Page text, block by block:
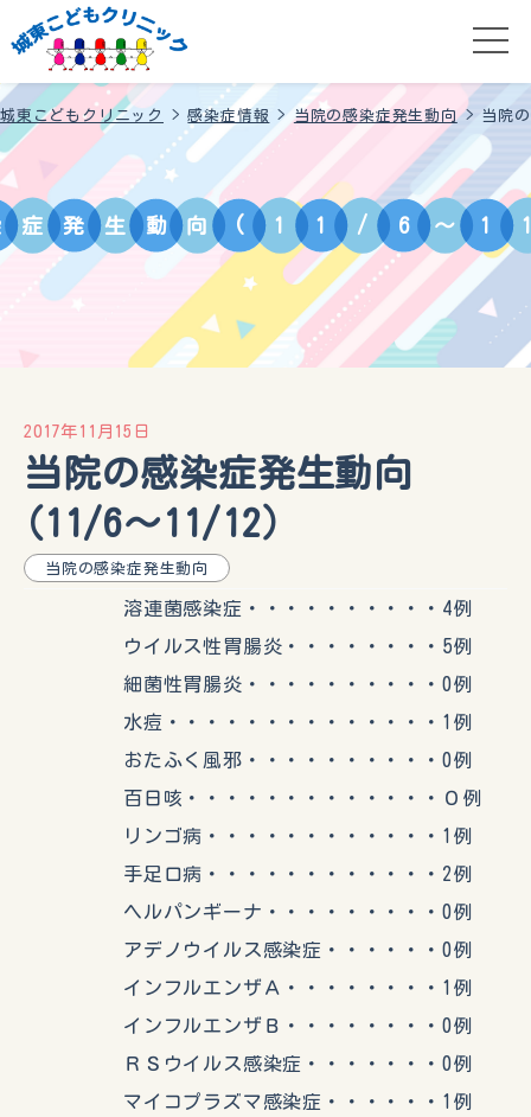
城東こどもクリニック >感染症情報 > 当院の感染症発生動向> 当院
症 発 生 動 向 ( 1 1 / 6 ～ 1
2017年11月15日
当院の感染症発生動向
(11/6～11/12）
当院の感染症発生動向
溶連菌感染症・・・・・・・・・・4例
ウイルス性胃腸炎・・・・・・・・5例
細菌性胃腸炎・・・・・・・・・・0例
水痘・・・・・・・・・・・・・・1例
おたふく風邪・・・・・・・・・・0例
百日咳・・・・・・・・・・・・・０例
リンゴ病・・・・・・・・・・・・1例
手足口病・・・・・・・・・・・・2例
ヘルパンギーナ・・・・・・・・・0例
アデノウイルス感染症・・・・・・0例
インフルエンザＡ・・・・・・・・1例
インフルエンザＢ・・・・・・・・0例
ＲＳウイルス感染症・・・・・・・0例
マイコプラズマ感染症・・・・・・1例